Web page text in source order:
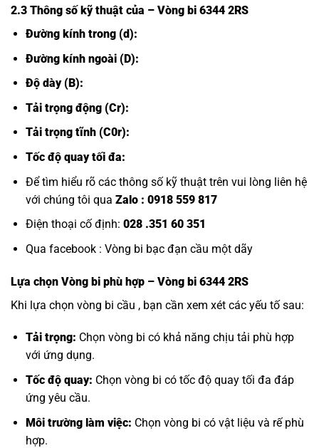
2.3 Thông số kỹ thuật của – Vòng bi 6344 2RS
Đường kính trong (d):
Đường kính ngoài (D):
Độ dày (B):
Tải trọng động (Cr):
Tải trọng tĩnh (C0r):
Tốc độ quay tối đa:
Để tìm hiểu rõ các thông số kỹ thuật trên vui lòng liên hệ
với chúng tôi qua Zalo : 0918 559 817
Điện thoại cố định: 028 .351 60 351
Qua facebook : Vòng bi bạc đạn cầu một dãy
Lựa chọn Vòng bi phù hợp – Vòng bi 6344 2RS
Khi lựa chọn vòng bi cầu , bạn cần xem xét các yếu tố sau:
Tải trọng: Chọn vòng bi có khả năng chịu tải phù hợp
với ứng dụng.
Tốc độ quay: Chọn vòng bi có tốc độ quay tối đa đáp
ứng yêu cầu.
Môi trường làm việc: Chọn vòng bi có vật liệu và rế phù
hợp.